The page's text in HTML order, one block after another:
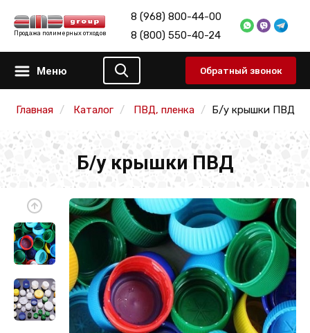
Продажа полимерных отходов
8 (968) 800-44-00
8 (800) 550-40-24
Меню Обратный звонок
Главная Каталог ПВД, пленка Б/у крышки ПВД
Б/у крышки ПВД